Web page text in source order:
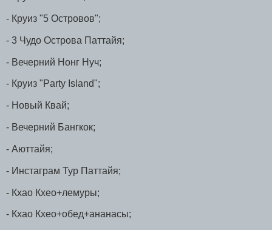
- Круиз "5 Островов";
- 3 Чудо Острова Паттайя;
- Вечерний Нонг Нуч;
- Круиз "Party Island";
- Новый Квай;
- Вечерний Бангкок;
- Аюттайя;
- Инстаграм Тур Паттайя;
- Кхао Кхео+лемуры;
- Кхао Кхео+обед+ананасы;